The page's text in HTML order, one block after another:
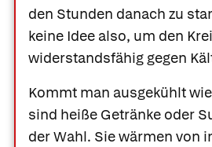
den Stunden danach zu
keine Idee also, um den
widerstandsfähig gegen
Kommt man ausgekühlt
sind heiße Getränke oder
der Wahl. Sie wärmen von